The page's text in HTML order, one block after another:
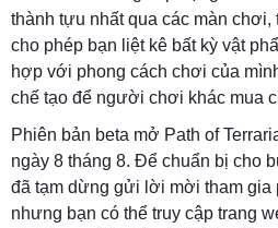
thành tựu nhất qua các màn chơi,
cho phép bạn liệt kê bất kỳ vật
hợp với phong cách chơi của
chế tạo để người chơi khác mua
Phiên bản beta mở Path of
ngày 8 tháng 8. Để chuẩn bị cho
đã tạm dừng gửi lời mời tham gia
nhưng bạn có thể truy cập trang